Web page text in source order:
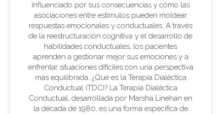
influenciado por sus consecuencias y cómo las
asociaciones entre estímulos pueden moldear
respuestas emocionales y conductuales. A través
de la reestructuración cognitiva y el desarrollo de
habilidades conductuales, los pacientes
aprenden a gestionar mejor sus emociones y a
enfrentar situaciones difíciles con una perspectiva
más equilibrada. ¿Qué es la Terapia Dialéctica
Conductual (TDC)? La Terapia Dialéctica
Conductual, desarrollada por Marsha Linehan en
la década de 1980, es una forma específica de